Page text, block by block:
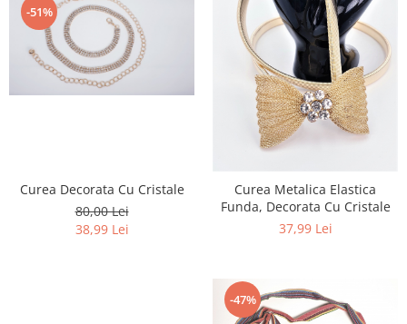
-51%
Curea Decorata Cu Cristale
80,00 Lei
38,99 Lei
Curea Metalica Elastica
Funda, Decorata Cu Cristale
37,99 Lei
-47%